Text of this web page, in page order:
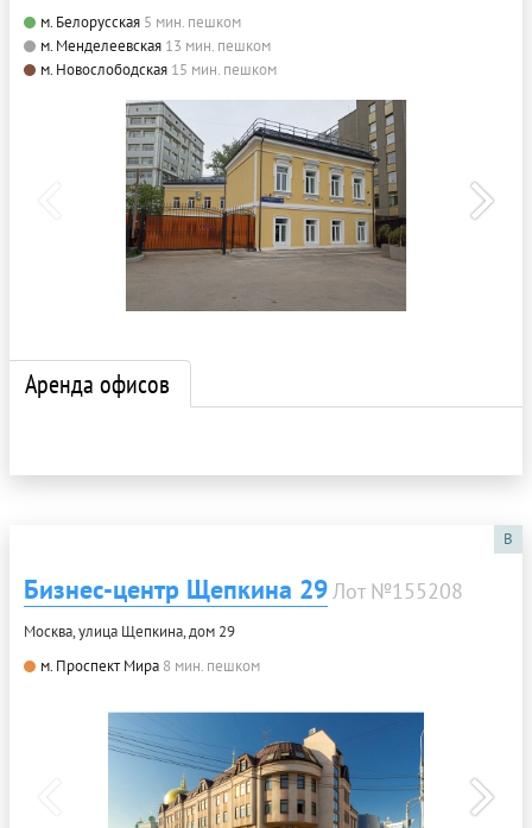
м. Белорусская 5 мин. пешком
м. Менделеевская 13 мин. пешком
м. Новослободская 15 мин. пешком
Аренда офисов
B
Бизнес-центр Щепкина 29Лот №155208
Москва, улица Щепкина, дом 29
м. Проспект Мира 8 мин. пешком